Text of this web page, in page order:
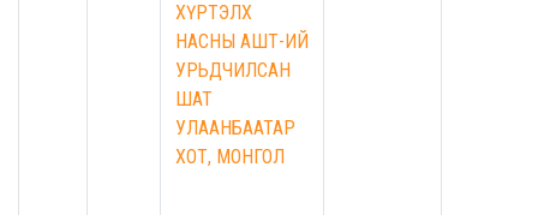
ХҮРТЭЛХ
НАСНЫ АШТ-ИЙ
УРЬДЧИЛСАН
ШАТ
УЛААНБААТАР
ХОТ, МОНГОЛ